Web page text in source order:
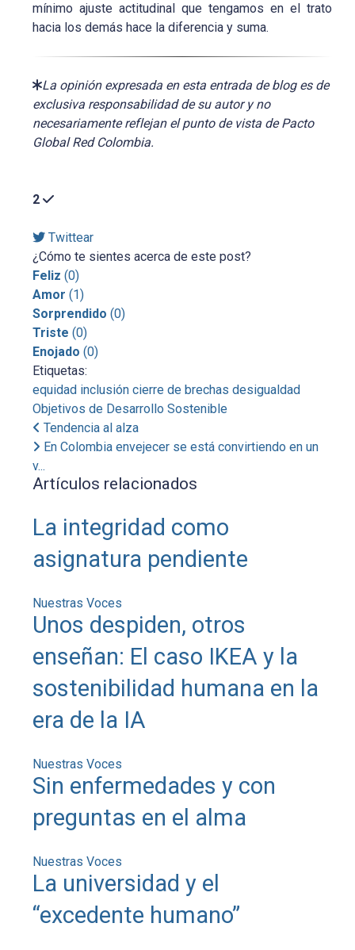
mínimo ajuste actitudinal que tengamos en el trato
hacia los demás hace la diferencia y suma.
La opinión expresada en esta entrada de blog es de
exclusiva responsabilidad de su autor y no
necesariamente reflejan el punto de vista de Pacto
Global Red Colombia.
2
Twittear
¿Cómo te sientes acerca de este post?
Feliz (0)
Amor (1)
Sorprendido (0)
Triste (0)
Enojado (0)
Etiquetas:
equidad inclusión cierre de brechas desigualdad
Objetivos de Desarrollo Sostenible
Tendencia al alza
En Colombia envejecer se está convirtiendo en un
v...
Artículos relacionados
La integridad como
asignatura pendiente
Nuestras Voces
Unos despiden, otros
enseñan: El caso IKEA y la
sostenibilidad humana en la
era de la IA
Nuestras Voces
Sin enfermedades y con
preguntas en el alma
Nuestras Voces
La universidad y el
“excedente humano”